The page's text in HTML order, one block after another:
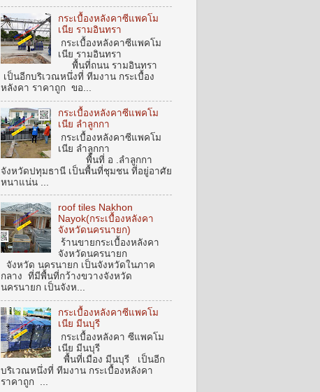
กระเบื้องหลังคาซีแพคโม
เนีย รามอินทรา
กระเบื้องหลังคาซีแพคโม
เนีย รามอินทรา
พื้นที่ถนน รามอินทรา
เป็นอีกบริเวณหนึ่งที่ ทีมงาน กระเบื้อง
หลังคา ราคาถูก ขอ...
กระเบื้องหลังคาซีแพคโม
เนีย ลำลูกกา
กระเบื้องหลังคาซีแพคโม
เนีย ลำลูกกา
พื้นที่ อ .ลำลูกกา
จังหวัดปทุมธานี เป็นพื้นที่ชุมชน ที่อยู่อาศัย
หนาแน่น ...
roof tiles Nakhon
Nayok(กระเบื้องหลังคา
จังหวัดนครนายก)
ร้านขายกระเบื้องหลังคา
จังหวัดนครนายก
จังหวัด นครนายก เป็นจังหวัดในภาค
กลาง ที่มีพื้นที่กว้างขวางจังหวัด
นครนายก เป็นจังห...
กระเบื้องหลังคาซีแพคโม
เนีย มีนบุรี
กระเบื้องหลังคา ซีแพคโม
เนีย มีนบุรี
พื้นที่เมือง มีนบุรี เป็นอีก
บริเวณหนึ่งที่ ทีมงาน กระเบื้องหลังคา
ราคาถูก ...